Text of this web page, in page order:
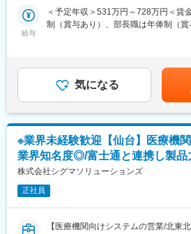
・落ち着いた雰囲気で安定して働く
・優しい社員が多く、引継ぎや指導
■モデル年収：
・30歳 主任職 413万円（残業月平均
・35歳 係長職 479万円（残業月平均
変更の範囲：会社の定める業務
配属部門においては、選考の中で経
をいたします。
【配属部門例】
■業務概要：
・マネジメント（メンバー管理・業
ど）
・他部署との業務連携
■組織構成：
健診・巡回健診）、中央診療所（施設
配属先にもよりますが概ね3～20名規
動喫煙対策：屋内全面禁煙変更の範
給与
＜予定年収＞531万円～728万円＜賃
制（賞与あり）、部長職は年俸制（賞
1.5％（過去実績）■賞与：年2回※計
■（例）上記月額349,510円は40歳課
607,310円は50歳部長職（年俸制での
くまでも目安の金額であり、選考を
ます。月給(月額)は固定手当を含めた
気になる
※業界未経験歓迎【仙台】医療機
業界知名度◎/富士通と連携し製品
株式会社シグマソリューションズ
正社員
【医療機関向けシステムの営業/北東